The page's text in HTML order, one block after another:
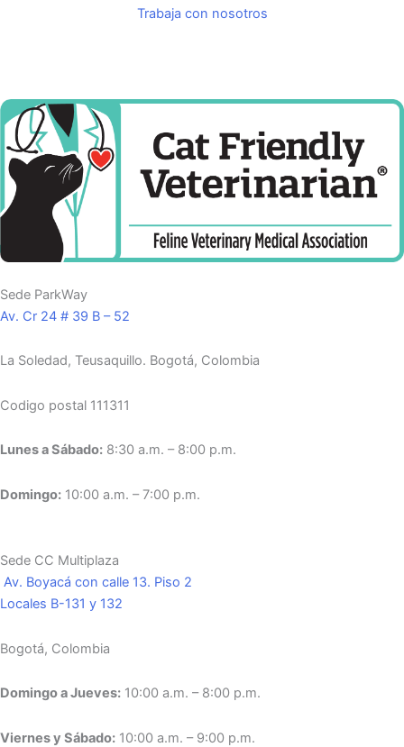
Trabaja con nosotros
Sede ParkWay
Av. Cr 24 # 39 B – 52
La Soledad, Teusaquillo. Bogotá, Colombia
Codigo postal 111311
Lunes a Sábado: 8:30 a.m. – 8:00 p.m.
Domingo: 10:00 a.m. – 7:00 p.m.
Sede CC Multiplaza
Av. Boyacá con calle 13. Piso 2
Locales B-131 y 132
Bogotá, Colombia
Domingo a Jueves: 10:00 a.m. – 8:00 p.m.
Viernes y Sábado: 10:00 a.m. – 9:00 p.m.